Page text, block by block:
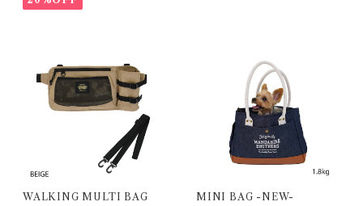
WALKING MULTI BAG MINI BAG -NEW-